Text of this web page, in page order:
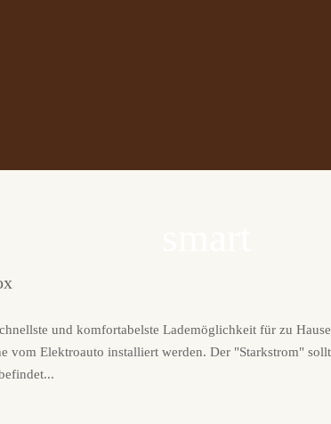
und komfortabelste Lademöglichkeit für zu
vom Elektroauto installiert werden. Der "Starkstrom"